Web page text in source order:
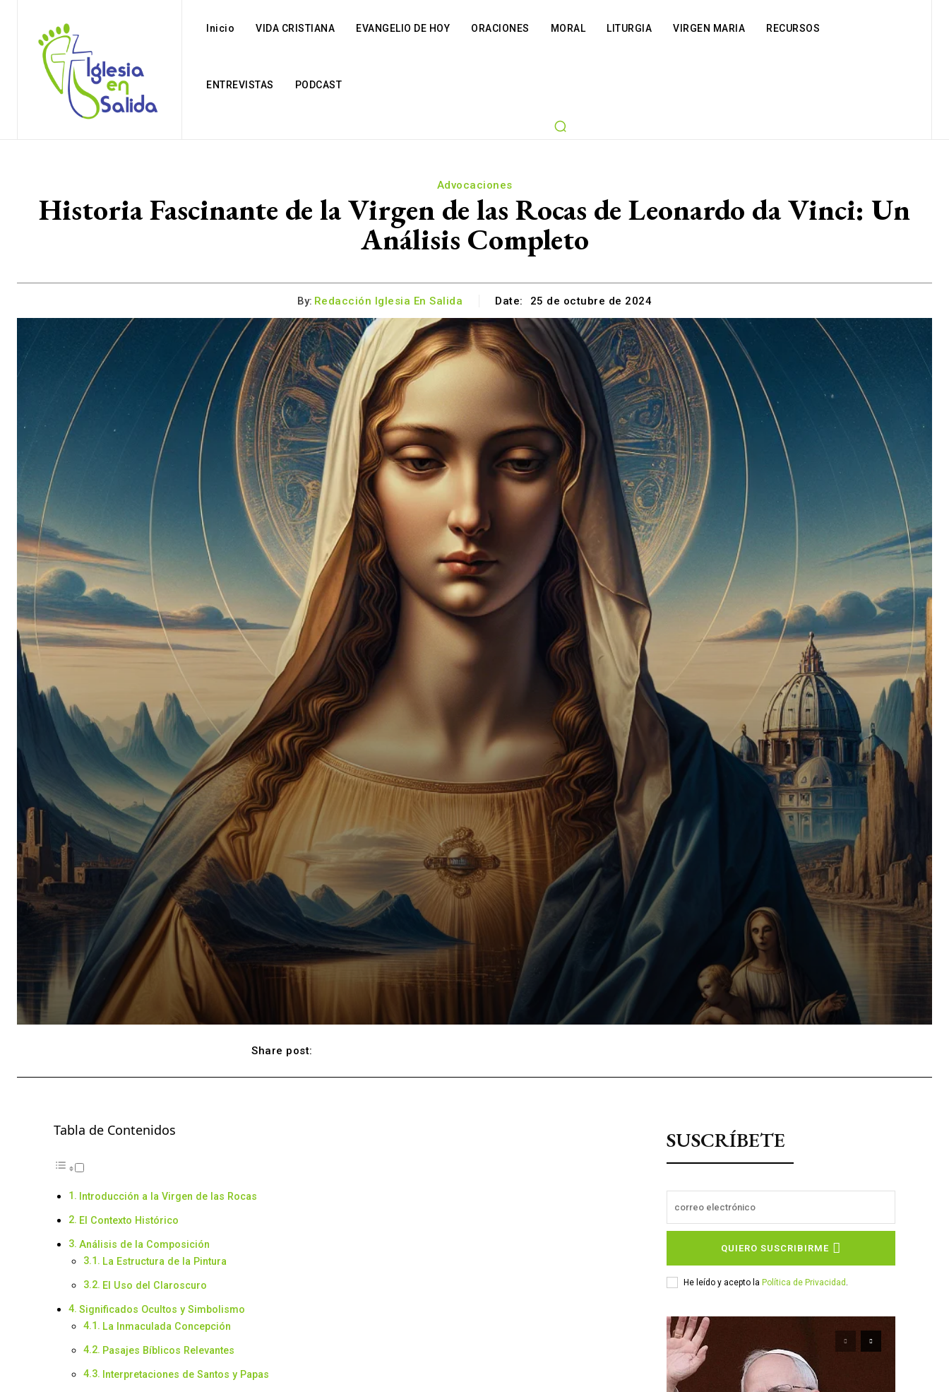
Inicio VIDA CRISTIANA EVANGELIO DE HOY ORACIONES MORAL LITURGIA VIRGEN MARIA RECURSOS
ENTREVISTAS PODCAST
Advocaciones
Historia Fascinante de la Virgen de las Rocas de Leonardo da Vinci: Un
Análisis Completo
By: Redacción Iglesia En Salida Date: 25 de octubre de 2024
Share post:
Tabla de Contenidos
Introducción a la Virgen de las Rocas
El Contexto Histórico
Análisis de la Composición
La Estructura de la Pintura
El Uso del Claroscuro
Significados Ocultos y Simbolismo
La Inmaculada Concepción
Pasajes Bíblicos Relevantes
Interpretaciones de Santos y Papas
SUSCRÍBETE
QUIERO SUSCRIBIRME
He leído y acepto la Política de Privacidad